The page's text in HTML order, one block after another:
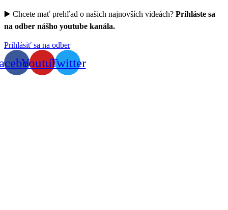
▶️ Chcete mať prehľad o našich najnovších videách? Prihláste sa
na odber nášho youtube kanála.
Prihlásiť sa na odber
YoutubeTwitter